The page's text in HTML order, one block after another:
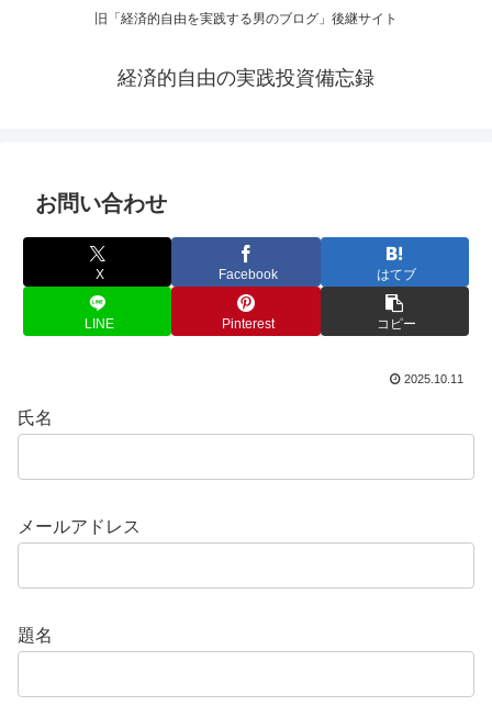
旧「経済的自由を実践する男のブログ」後継サイト
経済的自由の実践投資備忘録
お問い合わせ
X Facebook はてブ
LINE Pinterest コピー
2025.10.11
氏名
メールアドレス
題名